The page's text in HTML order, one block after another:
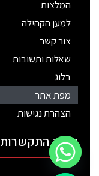
המלצות
למען הקהילה
צור קשר
שאלות ותשובות
בלוג
מפת אתר
הצהרת נגישות
פרטי התקשרות